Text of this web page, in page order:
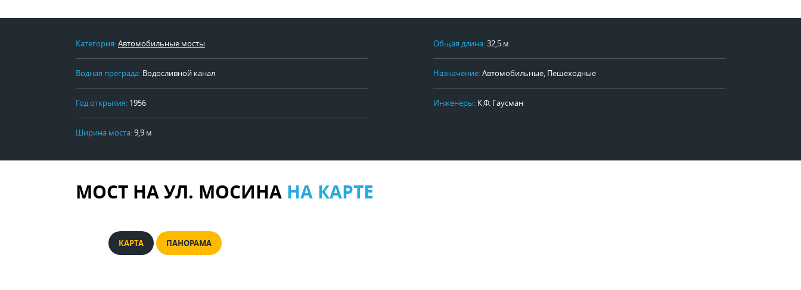
Категория:Автомобильные мосты Общая длина:32,5 м
Водная преграда: Водосливной канал Назначение:Автомобильные, Пешеходные
Год открытия: 1956 Инженеры: К.Ф. Гаусман
Ширина моста:9,9 м
МОСТ НА УЛ. МОСИНА НА КАРТЕ
КАРТА ПАНОРАМА